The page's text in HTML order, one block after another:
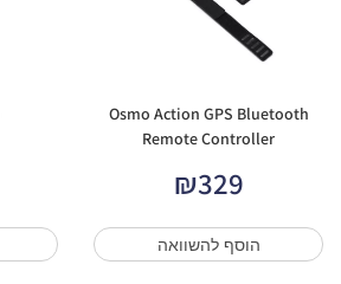
Osmo Action GPS Bluetooth
Remote Controller
₪329
הוסף להשוואה